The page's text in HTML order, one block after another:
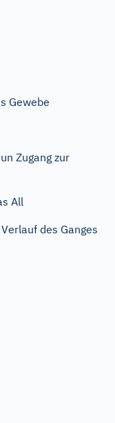
Gewebe
Zugang zur
All
des Ganges